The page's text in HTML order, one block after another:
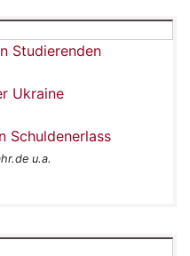
Studierenden
Ukraine
Schuldenerlass
u.a.